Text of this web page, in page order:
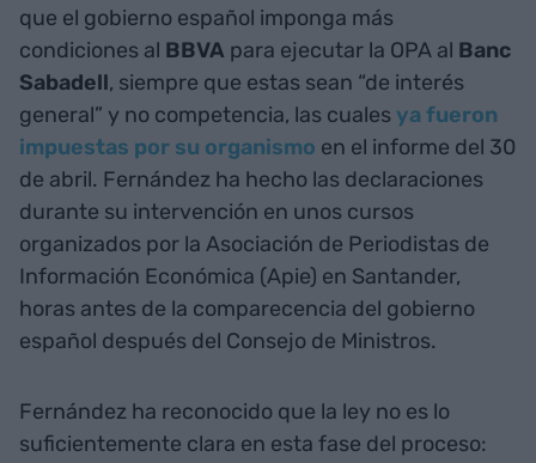
que el gobierno español imponga más
condiciones al BBVA para ejecutar la OPA al Banc
Sabadell, siempre que estas sean “de interés
general” y no competencia, las cuales ya fueron
impuestas por su organismo en el informe del 30
de abril. Fernández ha hecho las declaraciones
durante su intervención en unos cursos
organizados por la Asociación de Periodistas de
Información Económica (Apie) en Santander,
horas antes de la comparecencia del gobierno
español después del Consejo de Ministros.
Fernández ha reconocido que la ley no es lo
suficientemente clara en esta fase del proceso: